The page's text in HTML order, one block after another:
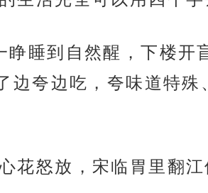
睁睡到自然醒，下楼开
边夸边吃，夸味道特
花怒放，宋临胃里翻江